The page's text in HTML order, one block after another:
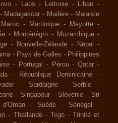
- Laos - Lettonie - Liban -
- Madagascar - Madère - Malaisie
Maroc - Martinique - Mayotte -
- Monténégro - Mozambique -
- Nouvelle-Zélande - Népal
-
- Pays de Galles - Philippines
- Portugal - Pérou -Qatar -
- République Dominicaine
-
- Sardaigne - Serbie
-
- Singapour - Slovénie - Sri
- Suède - Sénégal
-
- Thaïlande - Togo -
Trinité et